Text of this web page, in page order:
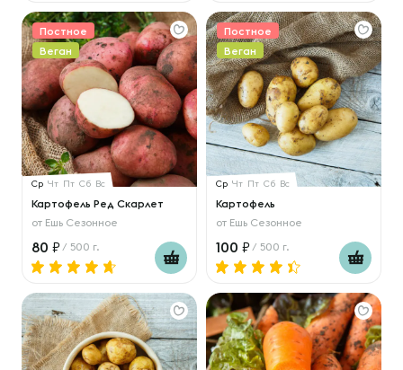
Постное
Веган
Ср Чт Пт Сб Вс
Картофель Ред Скарлет
от Ешь Сезонное
80 / 500 г.
Постное
Веган
Ср Чт Пт Сб Вс
Картофель
от Ешь Сезонное
100 / 500 г.